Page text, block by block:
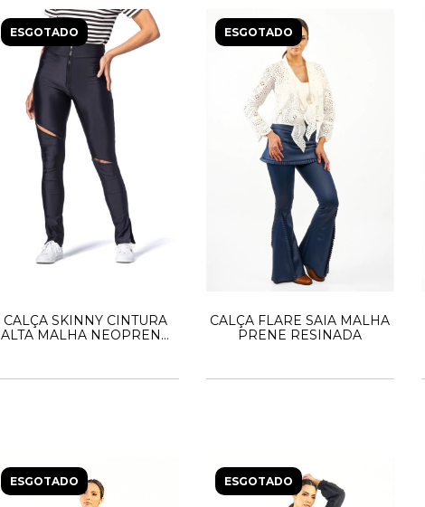
ESGOTADO
CALÇA SKINNY CINTURA
ALTA MALHA NEOPRENE
ESGOTADO
CALÇA FLARE SAIA MALHA
PRENE RESINADA
ESGOTADO ESGOTADO